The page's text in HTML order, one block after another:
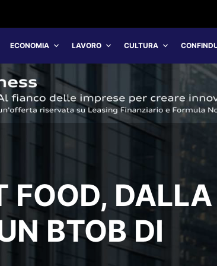
ECONOMIA LAVORO CULTURA
FOOD,
BTOB DI